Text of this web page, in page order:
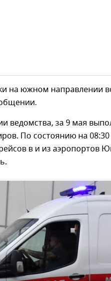
на южном направлении
ведомства, за 9 мая
По состоянию на
в и из аэропортов